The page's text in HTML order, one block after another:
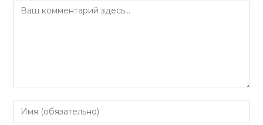
Комментарий
свое